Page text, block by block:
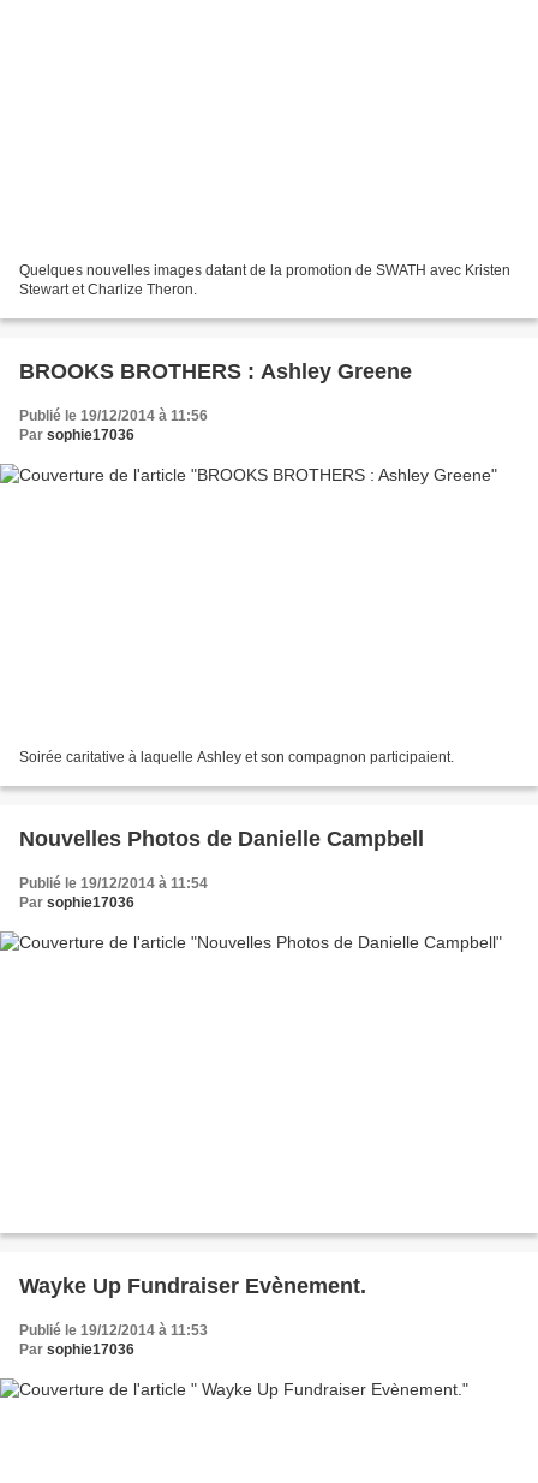
Quelques nouvelles images datant de la promotion de SWATH avec Kristen
Stewart et Charlize Theron.
BROOKS BROTHERS : Ashley Greene
Publié le 19/12/2014 à 11:56
Par sophie17036
Soirée caritative à laquelle Ashley et son compagnon participaient.
Nouvelles Photos de Danielle Campbell
Publié le 19/12/2014 à 11:54
Par sophie17036
Wayke Up Fundraiser Evènement.
Publié le 19/12/2014 à 11:53
Par sophie17036